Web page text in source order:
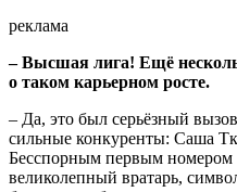
реклама
– Высшая лига! Ещё
о таком карьерном росте.
– Да, это был серьёзный
сильные конкуренты: Саша
Бесспорным первым номером
великолепный вратарь,